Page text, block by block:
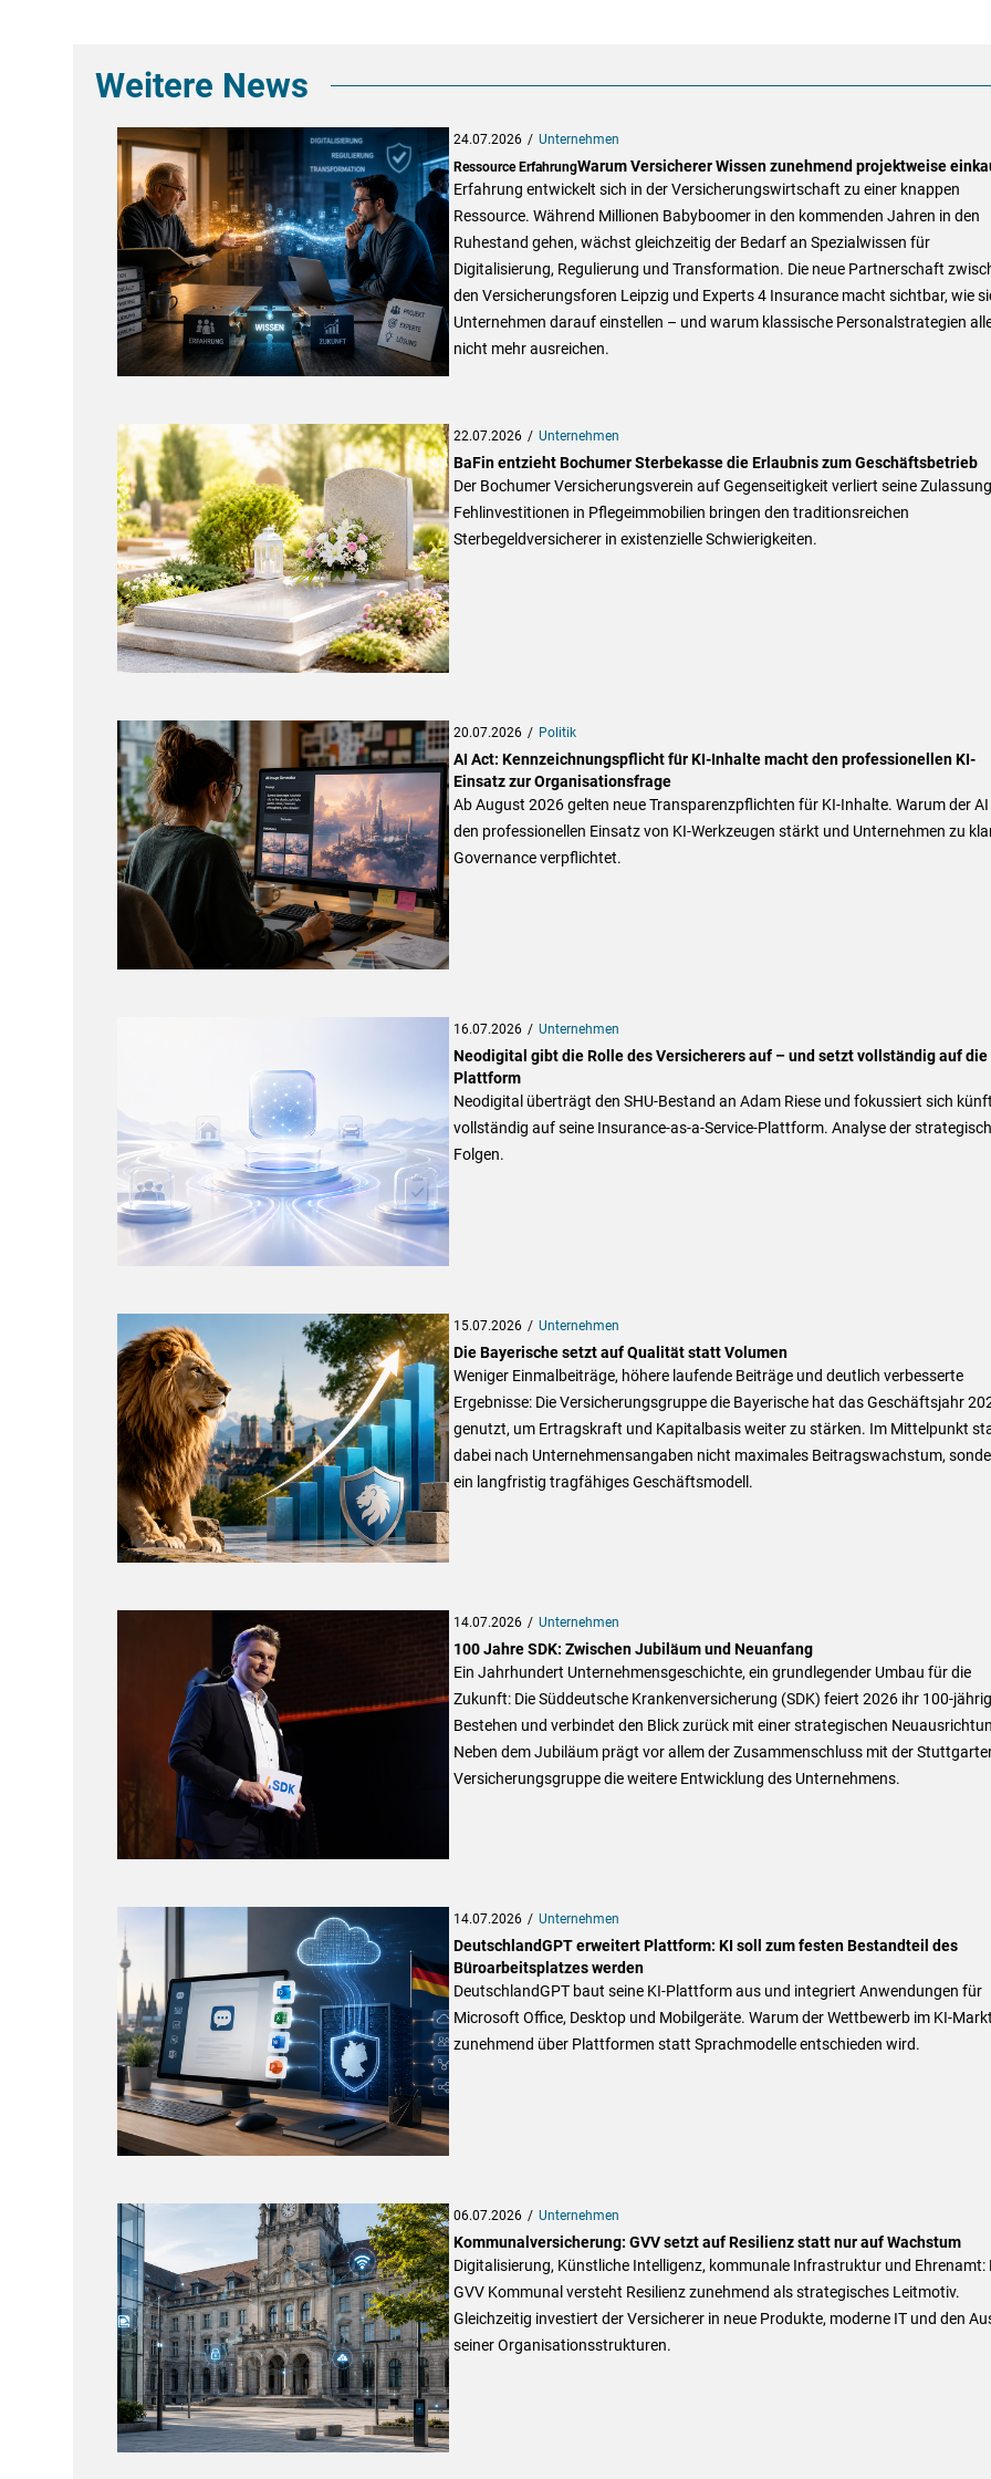
Weitere News
24.07.2026
Unternehmen
Ressource ErfahrungWarum Versicherer Wissen zunehmend projektweise
Erfahrung entwickelt sich in der Versicherungswirtschaft zu einer knappen
Ressource. Während Millionen Babyboomer in den kommenden Jahren in den
Ruhestand gehen, wächst gleichzeitig der Bedarf an Spezialwissen für
Digitalisierung, Regulierung und Transformation. Die neue Partnerschaft
den Versicherungsforen Leipzig und Experts 4 Insurance macht sichtbar, wie
Unternehmen darauf einstellen – und warum klassische Personalstrategien
nicht mehr ausreichen.
22.07.2026 Unternehmen
BaFin entzieht Bochumer Sterbekasse die Erlaubnis zum Geschäftsbetrieb
Der Bochumer Versicherungsverein auf Gegenseitigkeit verliert seine
Fehlinvestitionen in Pflegeimmobilien bringen den traditionsreichen
Sterbegeldversicherer in existenzielle Schwierigkeiten.
20.07.2026 Politik
AI Act: Kennzeichnungspflicht für KI-Inhalte macht den professionellen KI-
Einsatz zur Organisationsfrage
Ab August 2026 gelten neue Transparenzpflichten für KI-Inhalte. Warum der AI
den professionellen Einsatz von KI-Werkzeugen stärkt und Unternehmen zu
Governance verpflichtet.
16.07.2026 Unternehmen
Neodigital gibt die Rolle des Versicherers auf – und setzt vollständig auf die
Plattform
Neodigital überträgt den SHU-Bestand an Adam Riese und fokussiert sich
vollständig auf seine Insurance-as-a-Service-Plattform. Analyse der
Folgen.
15.07.2026 Unternehmen
Die Bayerische setzt auf Qualität statt Volumen
Weniger Einmalbeiträge, höhere laufende Beiträge und deutlich verbesserte
Ergebnisse: Die Versicherungsgruppe die Bayerische hat das Geschäftsjahr
genutzt, um Ertragskraft und Kapitalbasis weiter zu stärken. Im Mittelpunkt
dabei nach Unternehmensangaben nicht maximales Beitragswachstum,
ein langfristig tragfähiges Geschäftsmodell.
14.07.2026 Unternehmen
100 Jahre SDK: Zwischen Jubiläum und Neuanfang
Ein Jahrhundert Unternehmensgeschichte, ein grundlegender Umbau für die
Zukunft: Die Süddeutsche Krankenversicherung (SDK) feiert 2026 ihr 100-
Bestehen und verbindet den Blick zurück mit einer strategischen
Neben dem Jubiläum prägt vor allem der Zusammenschluss mit der
Versicherungsgruppe die weitere Entwicklung des Unternehmens.
14.07.2026 Unternehmen
DeutschlandGPT erweitert Plattform: KI soll zum festen Bestandteil des
Büroarbeitsplatzes werden
DeutschlandGPT baut seine KI-Plattform aus und integriert Anwendungen für
Microsoft Office, Desktop und Mobilgeräte. Warum der Wettbewerb im KI-Markt
zunehmend über Plattformen statt Sprachmodelle entschieden wird.
06.07.2026 Unternehmen
Kommunalversicherung: GVV setzt auf Resilienz statt nur auf Wachstum
Digitalisierung, Künstliche Intelligenz, kommunale Infrastruktur und Ehrenamt:
GVV Kommunal versteht Resilienz zunehmend als strategisches Leitmotiv.
Gleichzeitig investiert der Versicherer in neue Produkte, moderne IT und den
seiner Organisationsstrukturen.